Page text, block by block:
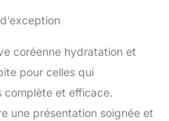
coréenne hydratation et
pour celles qui
complète et efficace.
une présentation soignée et